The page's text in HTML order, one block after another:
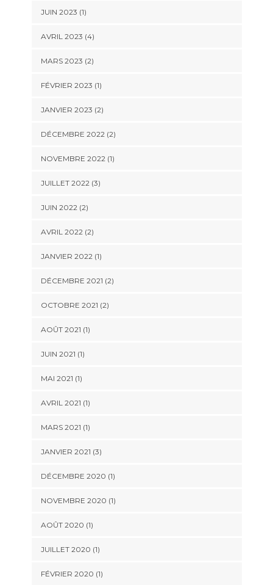
JUIN 2023 (1)
AVRIL 2023 (4)
MARS 2023 (2)
FÉVRIER 2023 (1)
JANVIER 2023 (2)
DÉCEMBRE 2022(2)
NOVEMBRE 2022(1)
JUILLET 2022(3)
JUIN 2022(2)
AVRIL 2022(2)
JANVIER 2022(1)
DÉCEMBRE 2021 (2)
OCTOBRE 2021 (2)
AOÛT 2021 (1)
JUIN 2021 (1)
MAI 2021 (1)
AVRIL 2021 (1)
MARS 2021 (1)
JANVIER 2021 (3)
DÉCEMBRE 2020 (1)
NOVEMBRE 2020 (1)
AOÛT 2020 (1)
JUILLET 2020 (1)
FÉVRIER 2020 (1)